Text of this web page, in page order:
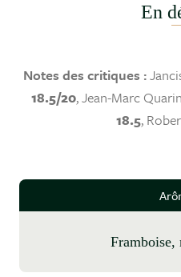
En
Notes des critiques :
18.5/20, Jean-Marc Quarin
18.5,